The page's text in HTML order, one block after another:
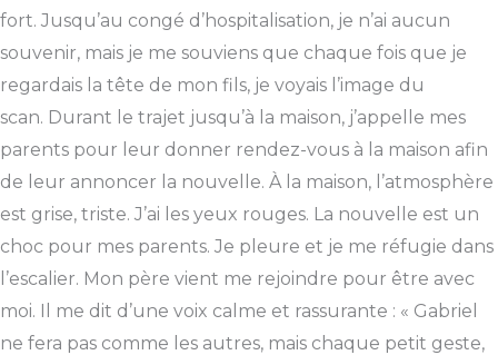
fort. Jusqu’au congé d’hospitalisation, je n’ai aucun
souvenir, mais je me souviens que chaque fois que je
regardais la tête de mon fils, je voyais l’image du
scan. Durant le trajet jusqu’à la maison, j’appelle mes
parents pour leur donner rendez-vous à la maison afin
de leur annoncer la nouvelle. À la maison, l’atmosphère
est grise, triste. J’ai les yeux rouges. La nouvelle est un
choc pour mes parents. Je pleure et je me réfugie dans
l’escalier. Mon père vient me rejoindre pour être avec
moi. Il me dit d’une voix calme et rassurante : « Gabriel
ne fera pas comme les autres, mais chaque petit geste,